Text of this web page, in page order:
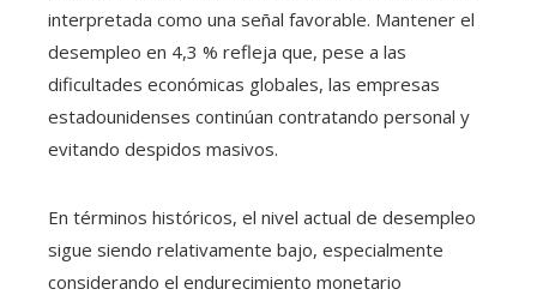
interpretada como una señal favorable. Mantener el
desempleo en 4,3 % refleja que, pese a las
dificultades económicas globales, las empresas
estadounidenses continúan contratando personal y
evitando despidos masivos.
En términos históricos, el nivel actual de desempleo
sigue siendo relativamente bajo, especialmente
considerando el endurecimiento monetario